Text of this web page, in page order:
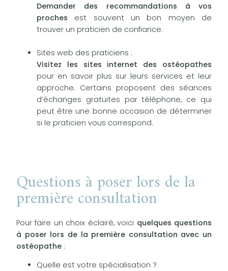
Demander des recommandations à vos
proches est souvent un bon moyen de
trouver un praticien de confiance.
Sites web des praticiens :
Visitez les sites internet des ostéopathes
pour en savoir plus sur leurs services et leur
approche. Certains proposent des séances
d’échanges gratuites par téléphone, ce qui
peut être une bonne occasion de déterminer
si le praticien vous correspond.
Questions à poser lors de la
première consultation
Pour faire un choix éclairé, voici quelques questions
à poser lors de la première consultation avec un
ostéopathe :
Quelle est votre spécialisation ?